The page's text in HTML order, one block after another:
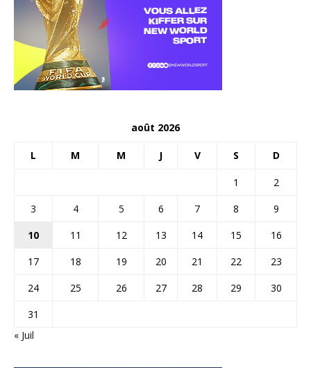
août 2026
L M M J V S D
1
2
3
4 5 6 7 8
9
10
11 12 13 14 15
16
17
18 19 20 21 22
23
24
25 26 27 28 29
30
31
« Juil